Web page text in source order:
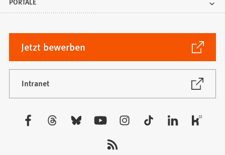
Jetzt bewerben
(Öffnet
in
einem
neuen
Tab)
Intranet
(Öffnet
neuen
Besuchen